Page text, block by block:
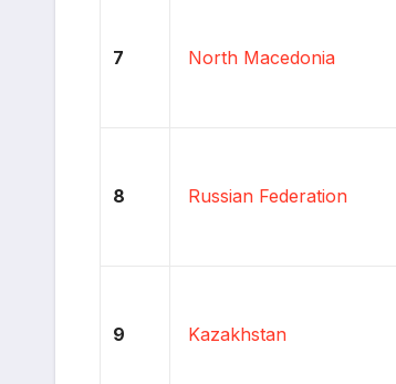
7 North Macedonia
8 Russian Federation
9 Kazakhstan